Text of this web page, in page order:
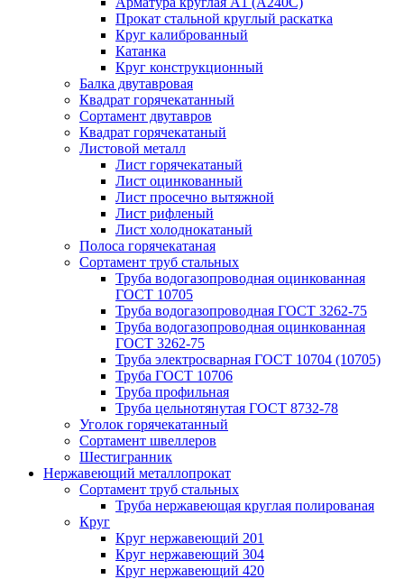
Прокат стальной круглый раскатка
Круг калиброванный
Катанка
Круг конструкционный
Балка двутавровая
Квадрат горячекатанный
Сортамент двутавров
Квадрат горячекатаный
Листовой металл
Лист горячекатаный
Лист оцинкованный
Лист просечно вытяжной
Лист рифленый
Лист холоднокатаный
Полоса горячекатаная
Сортамент труб стальных
Труба водогазопроводная оцинкованная
ГОСТ 10705
Труба водогазопроводная ГОСТ 3262-75
Труба водогазопроводная оцинкованная
ГОСТ 3262-75
Труба электросварная ГОСТ 10704 (10705)
Труба ГОСТ 10706
Труба профильная
Труба цельнотянутая ГОСТ 8732-78
Уголок горячекатанный
Сортамент швеллеров
Шестигранник
Нержавеющий металлопрокат
Сортамент труб стальных
Труба нержавеющая круглая полированая
Круг
Круг нержавеющий 201
Круг нержавеющий 304
Круг нержавеющий 420